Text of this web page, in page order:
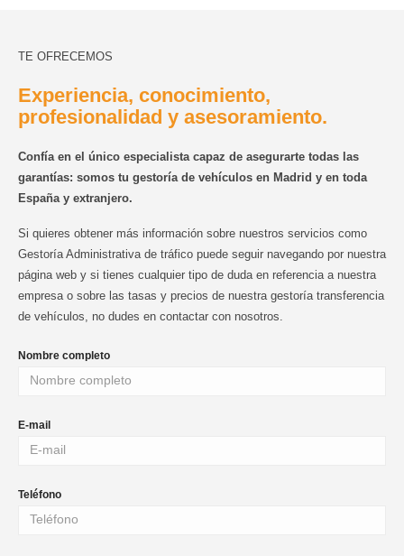
TE OFRECEMOS
Experiencia, conocimiento,
profesionalidad y asesoramiento.
Confía en el único especialista capaz de asegurarte todas las
garantías: somos tu gestoría de vehículos en Madrid y en toda
España y extranjero.
Si quieres obtener más información sobre nuestros servicios como
Gestoría Administrativa de tráfico puede seguir navegando por nuestra
página web y si tienes cualquier tipo de duda en referencia a nuestra
empresa o sobre las tasas y precios de nuestra gestoría transferencia
de vehículos, no dudes en contactar con nosotros.
Nombre completo
E-mail
Teléfono